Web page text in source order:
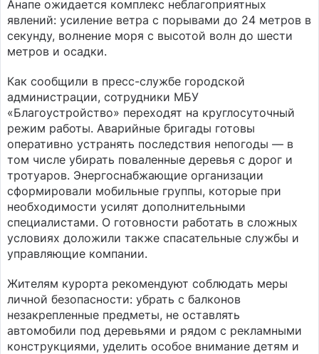
Анапе ожидается комплекс неблагоприятных
явлений: усиление ветра с порывами до 24 метров в
секунду, волнение моря с высотой волн до шести
метров и осадки.
Как сообщили в пресс-службе городской
администрации, сотрудники МБУ
«Благоустройство» переходят на круглосуточный
режим работы. Аварийные бригады готовы
оперативно устранять последствия непогоды — в
том числе убирать поваленные деревья с дорог и
тротуаров. Энергоснабжающие организации
сформировали мобильные группы, которые при
необходимости усилят дополнительными
специалистами. О готовности работать в сложных
условиях доложили также спасательные службы и
управляющие компании.
Жителям курорта рекомендуют соблюдать меры
личной безопасности: убрать с балконов
незакрепленные предметы, не оставлять
автомобили под деревьями и рядом с рекламными
конструкциями, уделить особое внимание детям и